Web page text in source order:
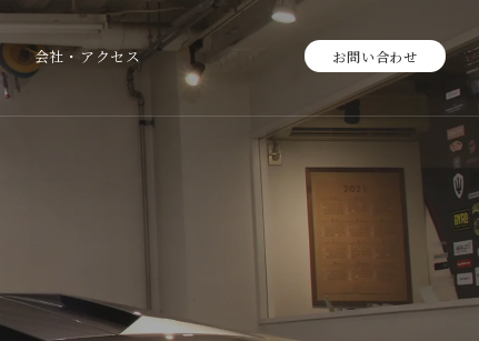
会社・アクセス お問い合わせ